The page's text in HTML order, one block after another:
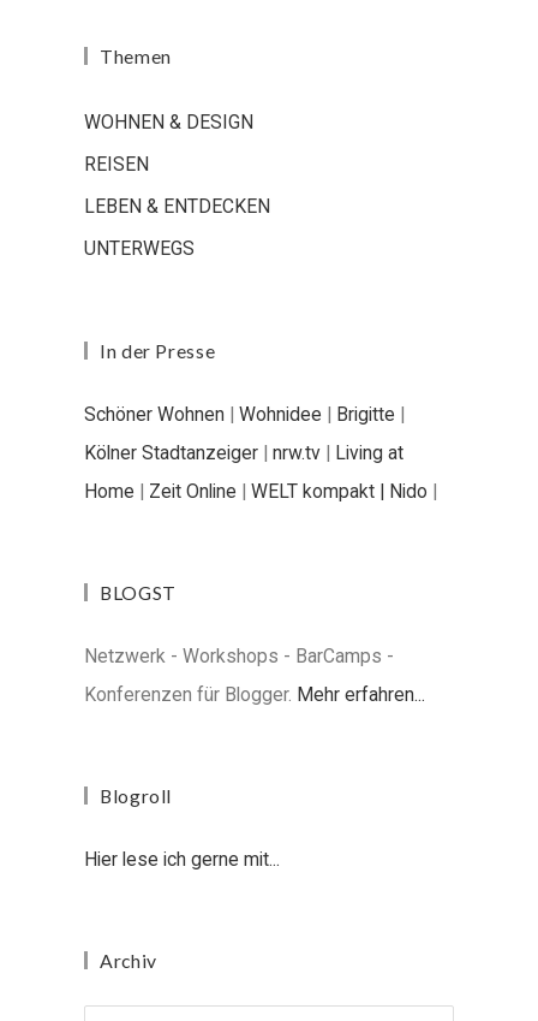
Themen
WOHNEN & DESIGN
REISEN
LEBEN & ENTDECKEN
UNTERWEGS
In der Presse
Schöner Wohnen | Wohnidee | Brigitte |
Kölner Stadtanzeiger | nrw.tv | Living at
Home | Zeit Online | WELT kompakt | Nido |
BLOGST
Netzwerk - Workshops - BarCamps -
Konferenzen für Blogger. Mehr erfahren...
Blogroll
Hier lese ich gerne mit...
Archiv